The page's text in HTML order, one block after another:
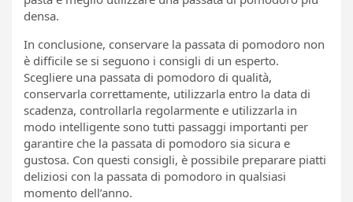
densa.
In conclusione, conservare la passata di pomodoro non
è difficile se si seguono i consigli di un esperto.
Scegliere una passata di pomodoro di qualità,
conservarla correttamente, utilizzarla entro la data di
scadenza, controllarla regolarmente e utilizzarla in
modo intelligente sono tutti passaggi importanti per
garantire che la passata di pomodoro sia sicura e
gustosa. Con questi consigli, è possibile preparare piatti
deliziosi con la passata di pomodoro in qualsiasi
momento dell’anno.